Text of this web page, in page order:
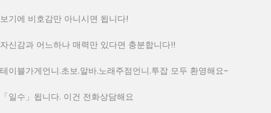
보기에 비호감만 아니시면 됩니다!
자신감과 어느하나 매력만 있다면 충분합니다!!
테이블가게언니.초보.알바.노래주점언니.투잡 모두 환영해요~
「일수」됩니다. 이건 전화상담해요